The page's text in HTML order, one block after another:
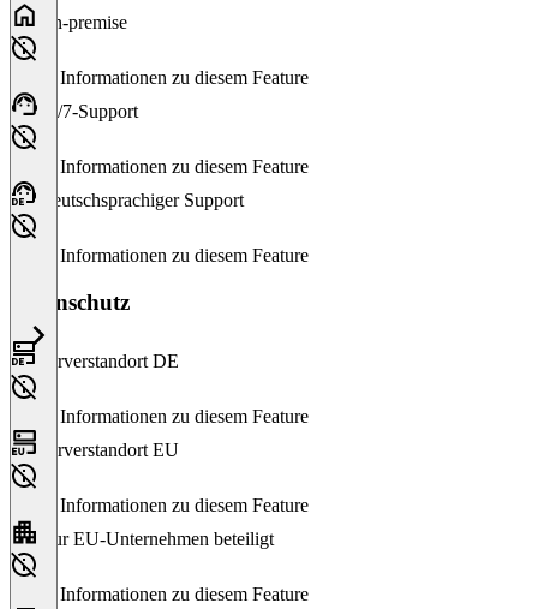
On-premise
Keine Informationen zu diesem Feature
24/7-Support
Keine Informationen zu diesem Feature
Deutschsprachiger Support
Keine Informationen zu diesem Feature
Datenschutz
Serverstandort DE
Keine Informationen zu diesem Feature
Serverstandort EU
Keine Informationen zu diesem Feature
Nur EU-Unternehmen beteiligt
Keine Informationen zu diesem Feature